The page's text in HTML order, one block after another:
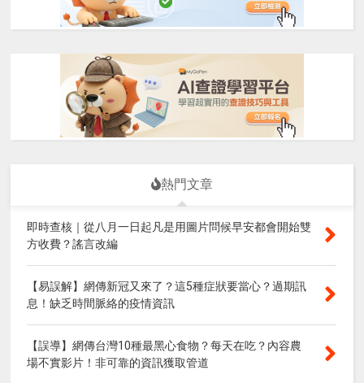
熱門文章
即時查核｜從八月一日起凡是用圖片問候早安都會開始雙
方收費？謠言改編
【易誤解】網傳新冠又來了？這5種症狀要當心？過期訊
息！缺乏時間脈絡的疫情資訊
【誤導】網傳台灣10種最黑心食物？每天在吃？內容農
場不實影片！非可靠的資訊獲取管道